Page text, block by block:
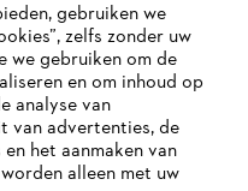
gebruiken we
zelfs zonder uw
we gebruiken om de
en om inhoud op
analyse van
van advertenties, de
het aanmaken van
alleen met uw